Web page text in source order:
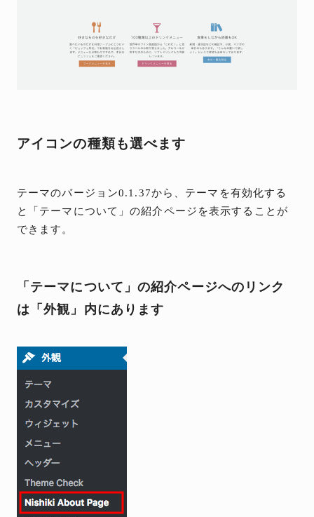
アイコンの種類も選べます
テーマのバージョン0.1.37から、テーマを有効化する
と「テーマについて」の紹介ページを表示することが
できます。
「テーマについて」の紹介ページへのリンク
は「外観」内にあります